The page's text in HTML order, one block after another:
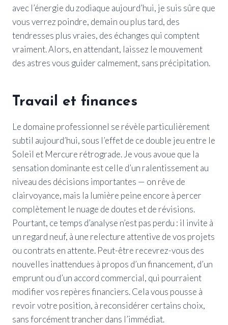
avec l’énergie du zodiaque aujourd’hui, je suis sûre que
vous verrez poindre, demain ou plus tard, des
tendresses plus vraies, des échanges qui comptent
vraiment. Alors, en attendant, laissez le mouvement
des astres vous guider calmement, sans précipitation.
Travail et finances
Le domaine professionnel se révèle particulièrement
subtil aujourd’hui, sous l’effet de ce double jeu entre le
Soleil et Mercure rétrograde. Je vous avoue que la
sensation dominante est celle d’un ralentissement au
niveau des décisions importantes — on rêve de
clairvoyance, mais la lumière peine encore à percer
complètement le nuage de doutes et de révisions.
Pourtant, ce temps d’analyse n’est pas perdu : il invite à
un regard neuf, à une relecture attentive de vos projets
ou contrats en attente. Peut-être recevrez-vous des
nouvelles inattendues à propos d’un financement, d’un
emprunt ou d’un accord commercial, qui pourraient
modifier vos repères financiers. Cela vous pousse à
revoir votre position, à reconsidérer certains choix,
sans forcément trancher dans l’immédiat.